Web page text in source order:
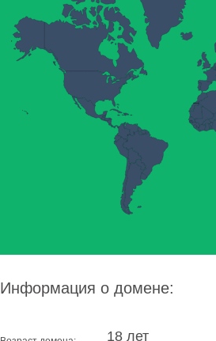
Информация о домене:
18 лет